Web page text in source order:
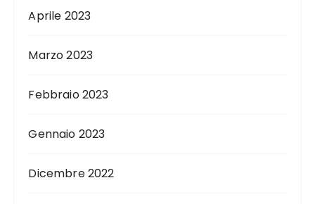
Aprile 2023
Marzo 2023
Febbraio 2023
Gennaio 2023
Dicembre 2022